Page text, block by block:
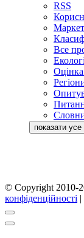
RSS
Все
Оцінка
© Copyright 2010-
конфіденційності |